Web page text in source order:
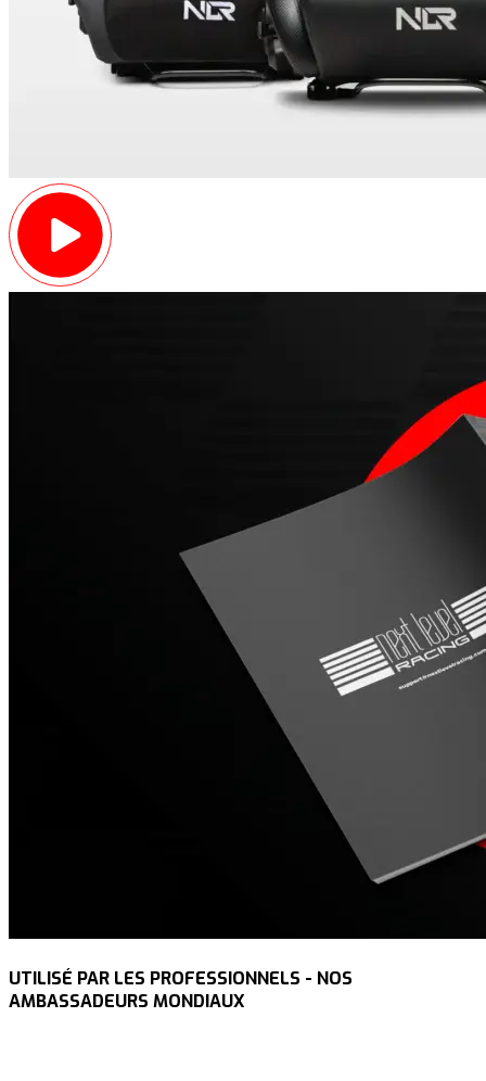
UTILISÉ PAR LES PROFESSIONNELS - NOS
AMBASSADEURS MONDIAUX